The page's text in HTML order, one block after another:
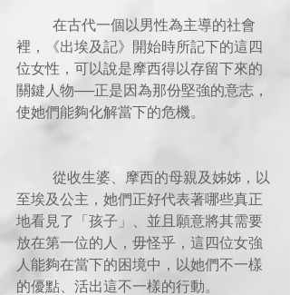
裡，《出埃及記》開始時所記下的這四
位女性，可以說是摩西得以存留下來的
關鍵人物──正是因為那份堅強的意志，
使她們能夠化解當下的危機。
至埃及公主，她們正好代表著哪些真正
地看見了「孩子」、並且願意將其需要
放在第一位的人，毋怪乎，這四位女強
人能夠在當下的困境中，以她們不一樣
的優點、活出這不一樣的行動。